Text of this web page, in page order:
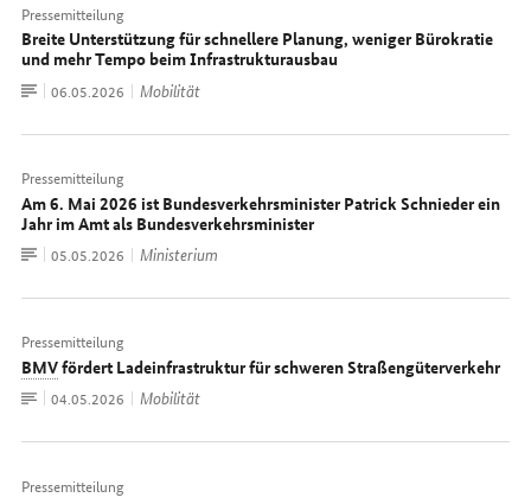
Pressemitteilung
Breite Unterstützung für schnellere Planung, weniger Bürokratie
und mehr Tempo beim Infrastrukturausbau
Zum
Dokument
Datum:
06.05.2026 Mobilität
Pressemitteilung
Am 6. Mai 2026 ist Bundesverkehrsminister Patrick Schnieder ein
Jahr im Amt als Bundesverkehrsminister
Zum
Dokument
Datum:
05.05.2026 Ministerium
Pressemitteilung
BMVfördert Ladeinfrastruktur für schweren Straßengüterverkehr
Zum
Dokument
Datum:
04.05.2026 Mobilität
Pressemitteilung